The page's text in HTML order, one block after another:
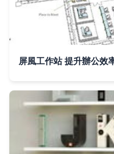
屏風工作站 提升辦公效